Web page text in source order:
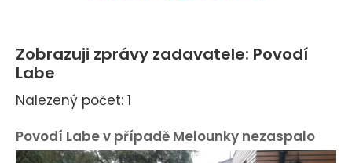
Zobrazuji zprávy zadavatele: Povodí
Labe
Nalezený počet: 1
Povodí Labe v případě Melounky nezaspalo